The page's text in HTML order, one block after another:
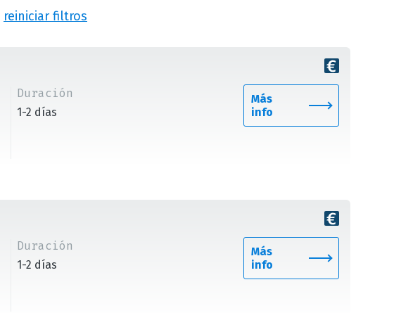
reiniciar filtros
Duración
1-2 días
Más
info
Duración
1-2 días
Más
info